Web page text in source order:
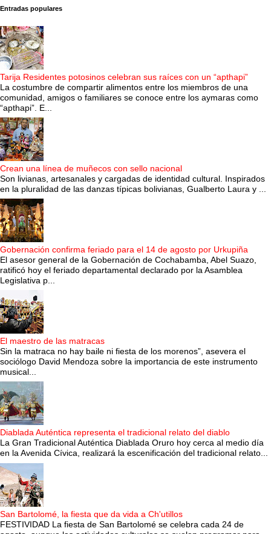
Entradas populares
Tarija Residentes potosinos celebran sus raíces con un “apthapi”
La costumbre de compartir alimentos entre los miembros de una
comunidad, amigos o familiares se conoce entre los aymaras como
“apthapi”. E...
Crean una línea de muñecos con sello nacional
Son livianas, artesanales y cargadas de identidad cultural. Inspirados
en la pluralidad de las danzas típicas bolivianas, Gualberto Laura y ...
Gobernación confirma feriado para el 14 de agosto por Urkupiña
El asesor general de la Gobernación de Cochabamba, Abel Suazo,
ratificó hoy el feriado departamental declarado por la Asamblea
Legislativa p...
El maestro de las matracas
Sin la matraca no hay baile ni fiesta de los morenos”, asevera el
sociólogo David Mendoza sobre la importancia de este instrumento
musical...
Diablada Auténtica representa el tradicional relato del diablo
La Gran Tradicional Auténtica Diablada Oruro hoy cerca al medio día
en la Avenida Cívica, realizará la escenificación del tradicional relato...
San Bartolomé, la fiesta que da vida a Ch'utillos
FESTIVIDAD La fiesta de San Bartolomé se celebra cada 24 de